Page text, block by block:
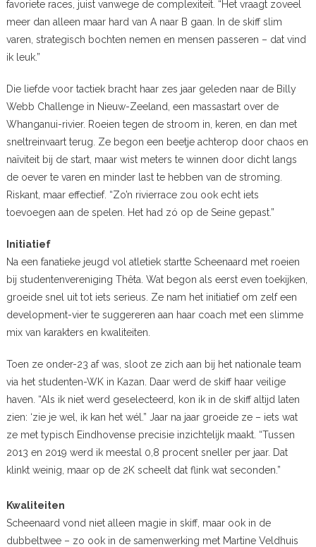
favoriete races, juist vanwege de complexiteit. “Het vraagt zoveel
meer dan alleen maar hard van A naar B gaan. In de skiff slim
varen, strategisch bochten nemen en mensen passeren – dat vind
ik leuk.”
Die liefde voor tactiek bracht haar zes jaar geleden naar de Billy
Webb Challenge in Nieuw-Zeeland, een massastart over de
Whanganui-rivier. Roeien tegen de stroom in, keren, en dan met
sneltreinvaart terug. Ze begon een beetje achterop door chaos en
naïviteit bij de start, maar wist meters te winnen door dicht langs
de oever te varen en minder last te hebben van de stroming.
Riskant, maar effectief. “Zo’n rivierrace zou ook echt iets
toevoegen aan de spelen. Het had zó op de Seine gepast.”
Initiatief
Na een fanatieke jeugd vol atletiek startte Scheenaard met roeien
bij studentenvereniging Thêta. Wat begon als eerst even toekijken,
groeide snel uit tot iets serieus. Ze nam het initiatief om zelf een
development-vier te suggereren aan haar coach met een slimme
mix van karakters en kwaliteiten.
Toen ze onder-23 af was, sloot ze zich aan bij het nationale team
via het studenten-WK in Kazan. Daar werd de skiff haar veilige
haven. “Als ik niet werd geselecteerd, kon ik in de skiff altijd laten
zien: ‘zie je wel, ik kan het wél.” Jaar na jaar groeide ze – iets wat
ze met typisch Eindhovense precisie inzichtelijk maakt. “Tussen
2013 en 2019 werd ik meestal 0,8 procent sneller per jaar. Dat
klinkt weinig, maar op de 2K scheelt dat flink wat seconden.”
Kwaliteiten
Scheenaard vond niet alleen magie in skiff, maar ook in de
dubbeltwee – zo ook in de samenwerking met Martine Veldhuis